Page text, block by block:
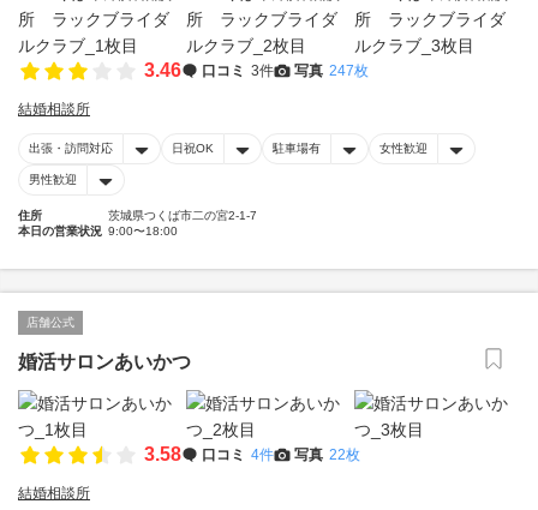
3.46 口コミ 3件 写真 247枚
結婚相談所
出張・訪問対応 日祝OK 駐車場有 女性歓迎
男性歓迎
住所
茨城県つくば市二の宮2-1-7
本日の営業状況 9:00〜18:00
店舗公式
婚活サロンあいかつ
3.58 口コミ 4件 写真 22枚
結婚相談所